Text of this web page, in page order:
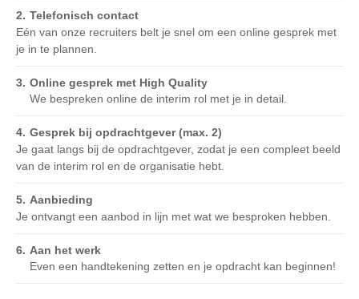
Telefonisch contact
Eén van onze recruiters belt je snel om een online gesprek met
je in te plannen.
Online gesprek met High Quality
We bespreken online de interim rol met je in detail.
Gesprek bij opdrachtgever (max. 2)
Je gaat langs bij de opdrachtgever, zodat je een compleet beeld
van de interim rol en de organisatie hebt.
Aanbieding
Je ontvangt een aanbod in lijn met wat we besproken hebben.
Aan het werk
Even een handtekening zetten en je opdracht kan beginnen!